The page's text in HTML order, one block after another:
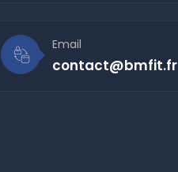
Email
contact@bmfit.fr